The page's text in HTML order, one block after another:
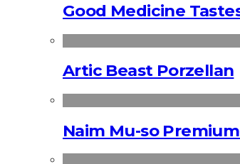
Good Medicine
Artic Beast Porzellan
Naim Mu-so